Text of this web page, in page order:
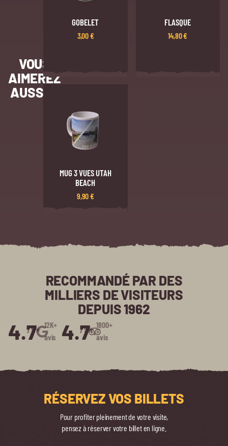
VOUS
AIMEREZ
AUSSI…
GOBELET
3,00€
FLASQUE
14,80€
MUG 3 VUES UTAH
BEACH
9,90€
RECOMMANDÉ PAR DES
MILLIERS DE VISITEURS
DEPUIS 1962
4.7
/5⭑ 12K+
avis
4.7
/5⭑ 1800+
avis
RÉSERVEZ VOS BILLETS
Pour profiter pleinement de votre visite,
pensez à réserver votre billet en ligne.